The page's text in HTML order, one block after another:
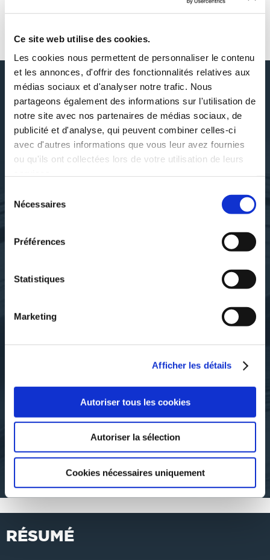
Ce site web utilise des cookies.
Les cookies nous permettent de personnaliser le contenu
et les annonces, d'offrir des fonctionnalités relatives aux
médias sociaux et d'analyser notre trafic. Nous
partageons également des informations sur l'utilisation de
notre site avec nos partenaires de médias sociaux, de
publicité et d'analyse, qui peuvent combiner celles-ci
avec d'autres informations que vous leur avez fournies
ou qu'ils ont collectées lors de votre utilisation de leurs
Nécessaires
Préférences
Statistiques
Marketing
Afficher les détails
Autoriser tous les cookies
Autoriser la sélection
Cookies nécessaires uniquement
AUTOUR DE LUC MOZZOLI
DÉCOUVRIR LUC MOZZOLI
\"Lucky Mosley\"
LES CAHIERS DE
21€50
\"Lucky Mosley\"
LES CAHIERS DE
21€50
RÉSUMÉ